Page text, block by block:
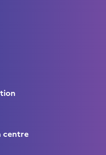
centre